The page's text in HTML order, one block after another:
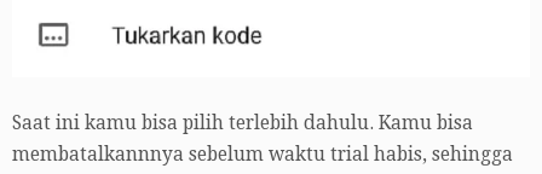
Saat ini kamu bisa pilih terlebih dahulu. Kamu bisa
membatalkannnya sebelum waktu trial habis, sehingga